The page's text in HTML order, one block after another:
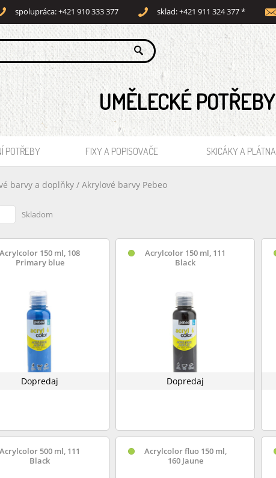
spolupráca: +421 910 333 377 sklad: +421 911 324 377 *
UMĚLECKÉ POTŘEBY
POTŘEBY FIXY A POPISOVAČE SKICÁKY A PLÁTNA
barvy a doplňky / Akrylové barvy Pebeo
Skladom
Acrylcolor 150 ml, 108
Primary blue
Dopredaj
Acrylcolor 150 ml, 111
Black
Dopredaj
Acrylcolor 500 ml, 111
Black
Acrylcolor fluo 150 ml,
160 Jaune